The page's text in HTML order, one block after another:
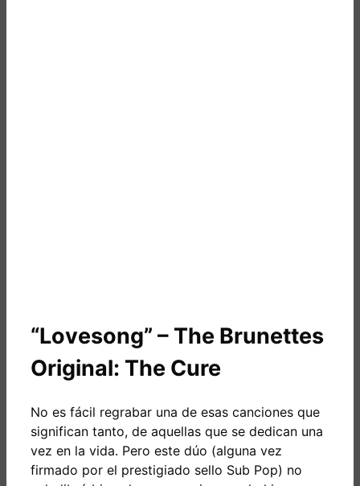
“Lovesong” – The Brunettes
Original: The Cure
No es fácil regrabar una de esas canciones que
significan tanto, de aquellas que se dedican una
vez en la vida. Pero este dúo (alguna vez
firmado por el prestigiado sello Sub Pop) no